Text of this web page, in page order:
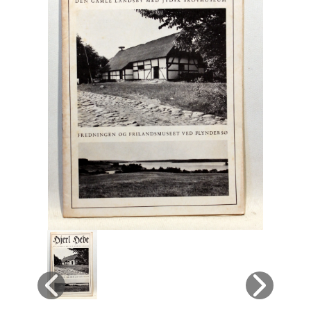
Europa
Fantasy / Sciencefiction
Filosofi
Håndarbejde
Håndværk
Historie
Hobby
Hus / Have
Husdyr